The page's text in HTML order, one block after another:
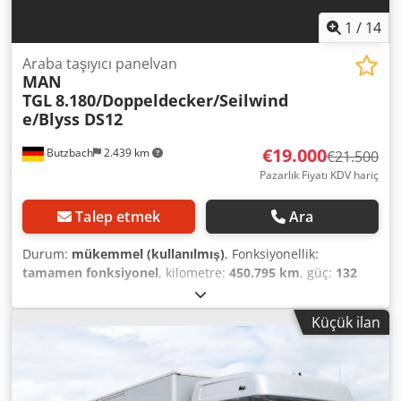
1 / 14
Butzbach 2.439 km
Araba taşıyıcı panelvan
MAN
TGL8.180/Doppeldecker/Seilwind
e/Blyss DS12
€19.000€21.500
Pazarlık Fiyatı KDV hariç
Talep etmek Ara
Durum: mükemmel (kullanılmış), Fonksiyonellik:
tamamen fonksiyonel, kilometre: 450.795 km, güç: 132
10/2013
ağırlık:5.145 kg, azami yük ağırlığı:2.345 kg, toplam
7.490 kg , dingil konfigürasyonu:
, bir sonraki
, süspansiyon:çelik-hava
, Üretim yılı:
tır çekici bağlantısı , MAN TGL 8.180/Çift
Küçük ilan